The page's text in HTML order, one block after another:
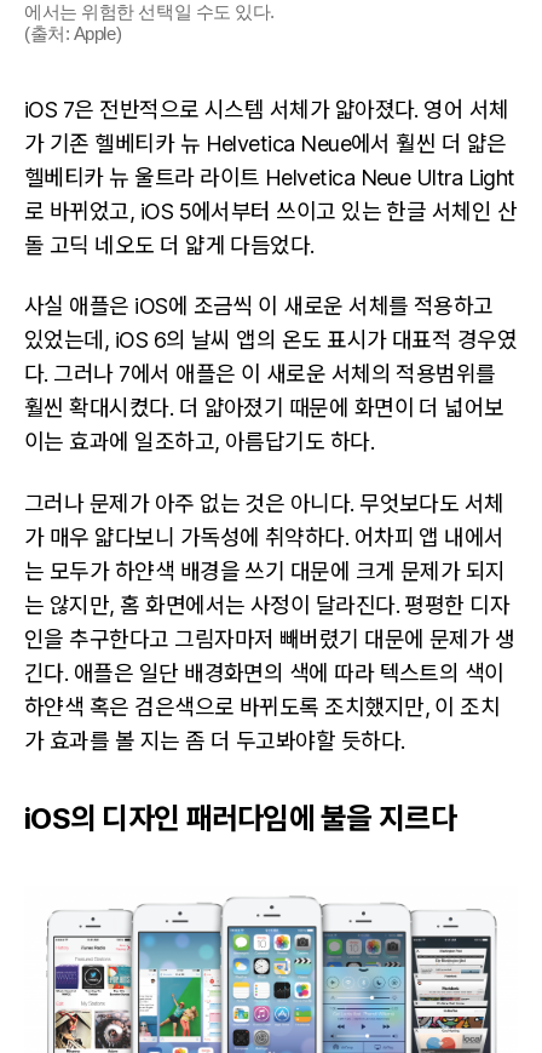
에서는 위험한 선택일 수도 있다.
(출처: Apple)
iOS 7은 전반적으로 시스템 서체가 얇아졌다. 영어 서체
가 기존 헬베티카 뉴 Helvetica Neue에서 훨씬 더 얇은
헬베티카 뉴 울트라 라이트 Helvetica Neue Ultra Light
로 바뀌었고, iOS 5에서부터 쓰이고 있는 한글 서체인 산
돌 고딕 네오도 더 얇게 다듬었다.
사실 애플은 iOS에 조금씩 이 새로운 서체를 적용하고
있었는데, iOS 6의 날씨 앱의 온도 표시가 대표적 경우였
다. 그러나 7에서 애플은 이 새로운 서체의 적용범위를
훨씬 확대시켰다. 더 얇아졌기 때문에 화면이 더 넓어보
이는 효과에 일조하고, 아름답기도 하다.
그러나 문제가 아주 없는 것은 아니다. 무엇보다도 서체
가 매우 얇다보니 가독성에 취약하다. 어차피 앱 내에서
는 모두가 하얀색 배경을 쓰기 대문에 크게 문제가 되지
는 않지만, 홈 화면에서는 사정이 달라진다. 평평한 디자
인을 추구한다고 그림자마저 빼버렸기 대문에 문제가 생
긴다. 애플은 일단 배경화면의 색에 따라 텍스트의 색이
하얀색 혹은 검은색으로 바뀌도록 조치했지만, 이 조치
가 효과를 볼 지는 좀 더 두고봐야할 듯하다.
iOS의 디자인 패러다임에 불을 지르다